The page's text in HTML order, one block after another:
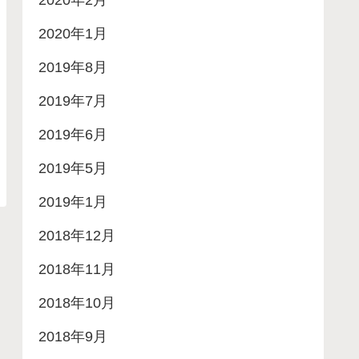
2020年1月
2019年8月
2019年7月
2019年6月
2019年5月
2019年1月
2018年12月
2018年11月
2018年10月
2018年9月